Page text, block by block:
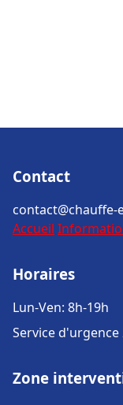
Contact
contact@chauffe-
Accueil
Horaires
Lun-Ven: 8h-19h
Service d'urgence
Zone